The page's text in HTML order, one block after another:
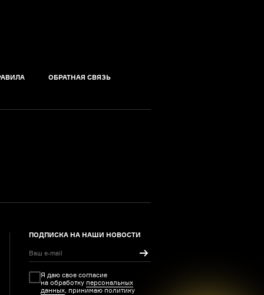
ОБРАТНАЯ СВЯЗЬ
ПОДПИСКА НА НАШИ НОВОСТИ
Я даю свое согласие
на обработку персональных
данных, принимаю политику